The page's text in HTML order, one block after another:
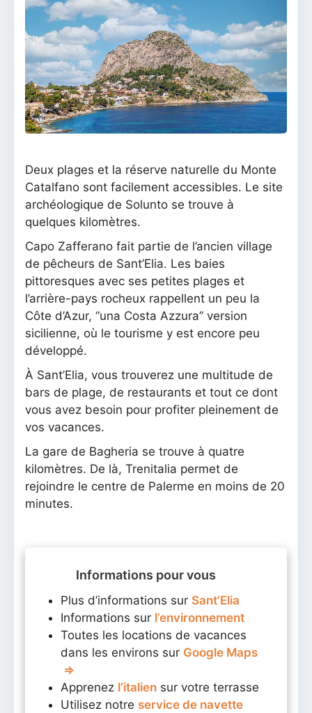
Deux plages et la réserve naturelle du Monte
Catalfano sont facilement accessibles. Le site
archéologique de Solunto se trouve à
quelques kilomètres.
Capo Zafferano fait partie de l’ancien village
de pêcheurs de Sant’Elia. Les baies
pittoresques avec ses petites plages et
l’arrière-pays rocheux rappellent un peu la
Côte d’Azur, “una Costa Azzura” version
sicilienne, où le tourisme y est encore peu
développé.
À Sant’Elia, vous trouverez une multitude de
bars de plage, de restaurants et tout ce dont
vous avez besoin pour profiter pleinement de
vos vacances.
La gare de Bagheria se trouve à quatre
kilomètres. De là, Trenitalia permet de
rejoindre le centre de Palerme en moins de 20
minutes.
Informations pour vous
Plus d’informations sur Sant’Elia
Informations sur l’environnement
Toutes les locations de vacances
dans les environs sur Google Maps
⇒
Apprenez l’italien sur votre terrasse
Utilisez notre service de navette